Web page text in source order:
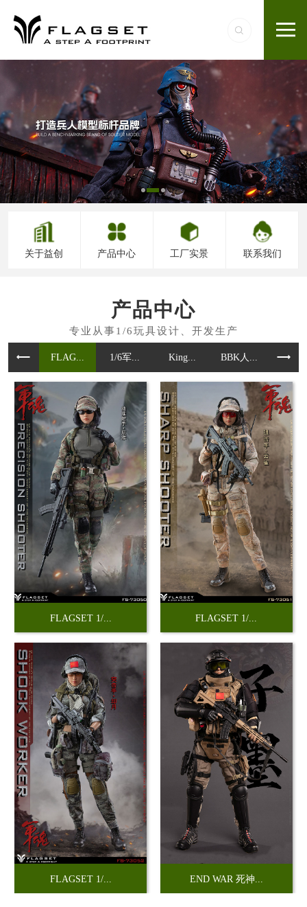
关于益创 产品中心 工厂实景 联系我们
产品中心
FLAG... 1/6军... King... BBK人... 魂作
FLAGSET 1/... FLAGSET 1/...
FLAGSET 1/... END WAR 死神...